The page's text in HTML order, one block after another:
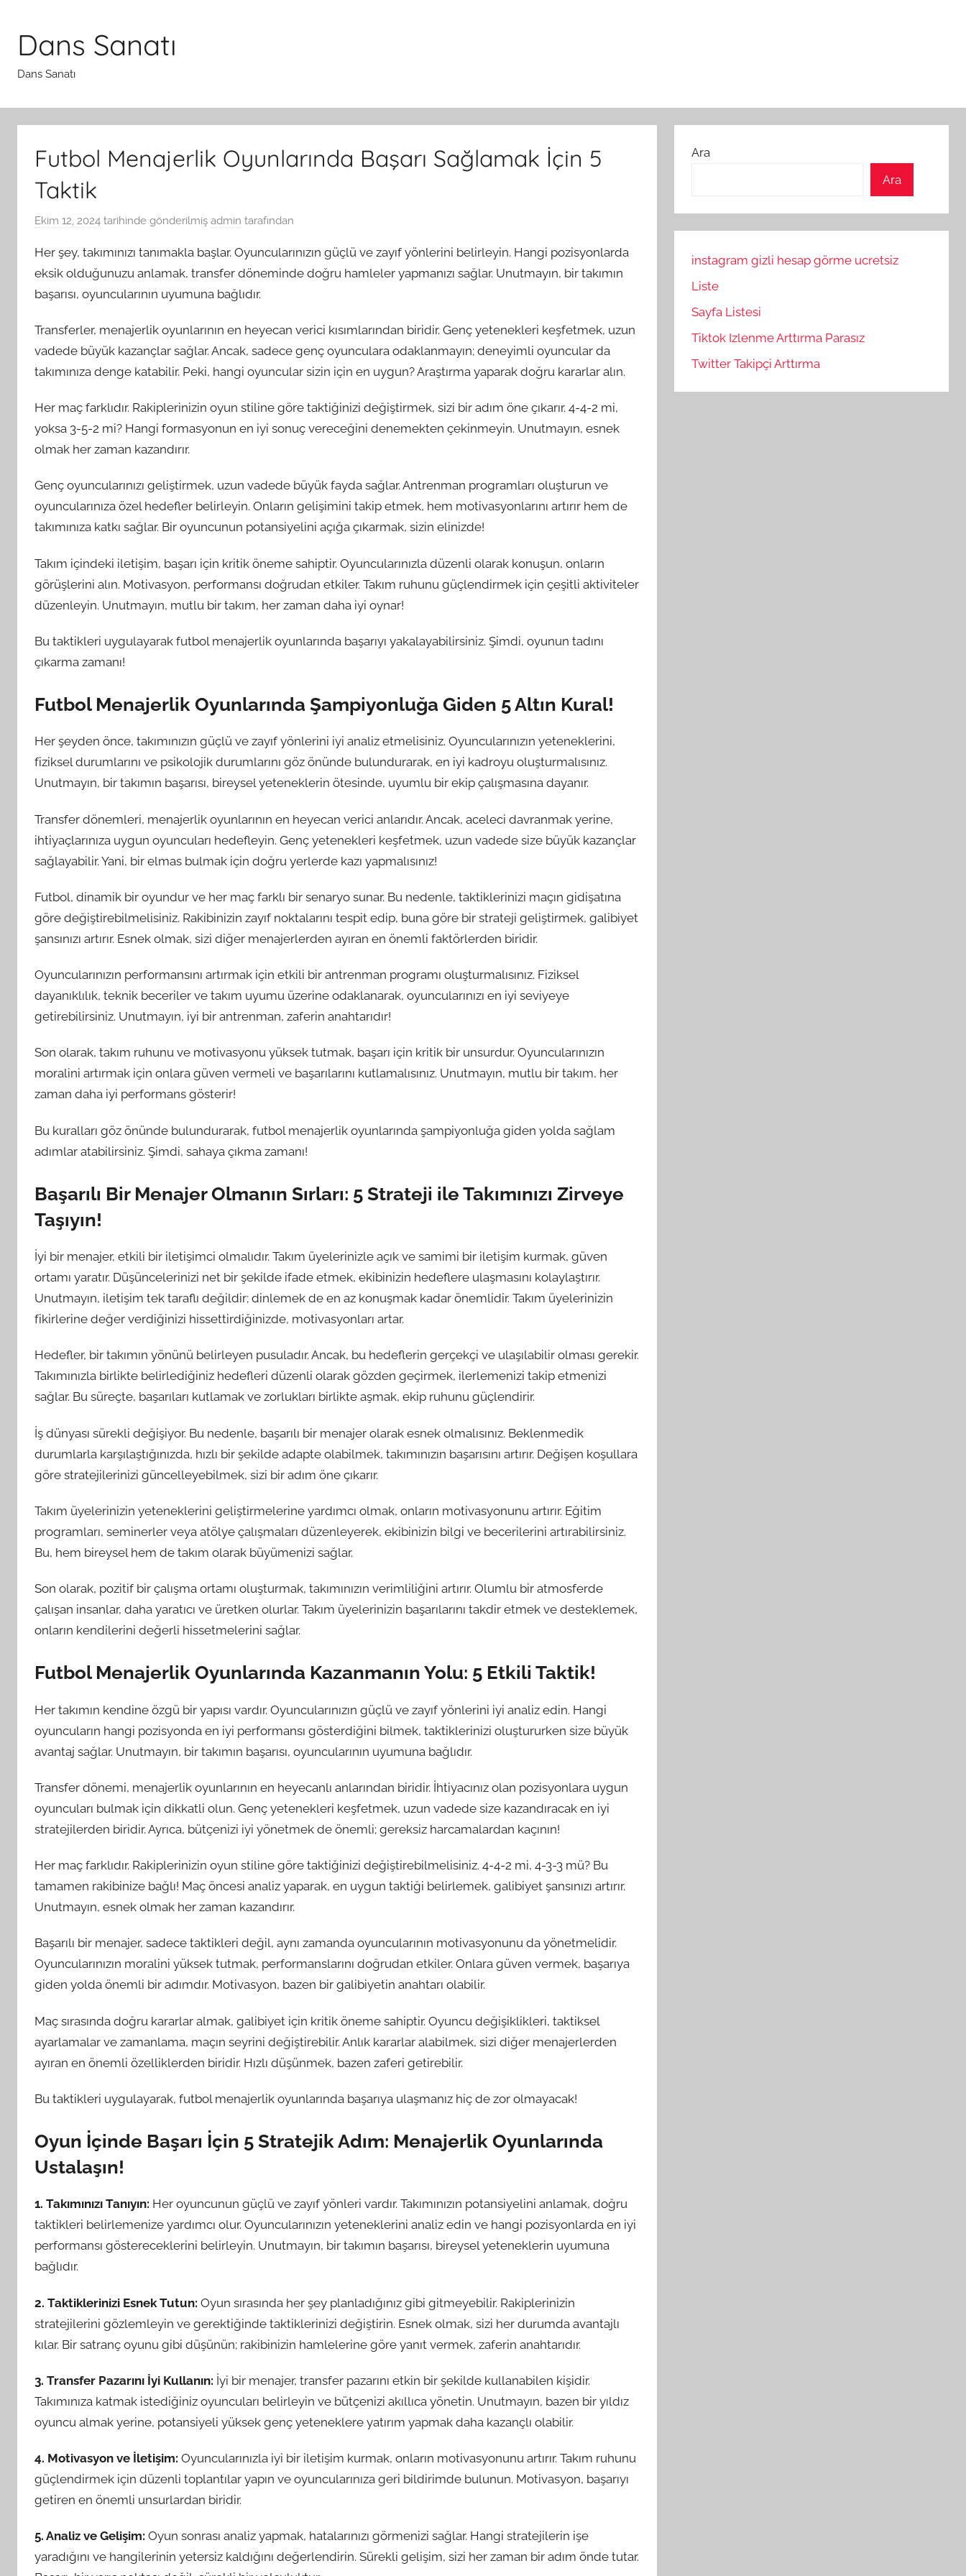
Dans Sanatı
Dans Sanatı
Futbol Menajerlik Oyunlarında Başarı Sağlamak İçin 5
Taktik
Ekim 12, 2024 tarihinde gönderilmiş admin tarafından
Her şey, takımınızı tanımakla başlar. Oyuncularınızın güçlü ve zayıf yönlerini belirleyin. Hangi pozisyonlarda
eksik olduğunuzu anlamak, transfer döneminde doğru hamleler yapmanızı sağlar. Unutmayın, bir takımın
başarısı, oyuncularının uyumuna bağlıdır.
Transferler, menajerlik oyunlarının en heyecan verici kısımlarından biridir. Genç yetenekleri keşfetmek, uzun
vadede büyük kazançlar sağlar. Ancak, sadece genç oyunculara odaklanmayın; deneyimli oyuncular da
takımınıza denge katabilir. Peki, hangi oyuncular sizin için en uygun? Araştırma yaparak doğru kararlar alın.
Her maç farklıdır. Rakiplerinizin oyun stiline göre taktiğinizi değiştirmek, sizi bir adım öne çıkarır. 4-4-2 mi,
yoksa 3-5-2 mi? Hangi formasyonun en iyi sonuç vereceğini denemekten çekinmeyin. Unutmayın, esnek
olmak her zaman kazandırır.
Genç oyuncularınızı geliştirmek, uzun vadede büyük fayda sağlar. Antrenman programları oluşturun ve
oyuncularınıza özel hedefler belirleyin. Onların gelişimini takip etmek, hem motivasyonlarını artırır hem de
takımınıza katkı sağlar. Bir oyuncunun potansiyelini açığa çıkarmak, sizin elinizde!
Takım içindeki iletişim, başarı için kritik öneme sahiptir. Oyuncularınızla düzenli olarak konuşun, onların
görüşlerini alın. Motivasyon, performansı doğrudan etkiler. Takım ruhunu güçlendirmek için çeşitli aktiviteler
düzenleyin. Unutmayın, mutlu bir takım, her zaman daha iyi oynar!
Bu taktikleri uygulayarak futbol menajerlik oyunlarında başarıyı yakalayabilirsiniz. Şimdi, oyunun tadını
çıkarma zamanı!
Futbol Menajerlik Oyunlarında Şampiyonluğa Giden 5 Altın Kural!
Her şeyden önce, takımınızın güçlü ve zayıf yönlerini iyi analiz etmelisiniz. Oyuncularınızın yeteneklerini,
fiziksel durumlarını ve psikolojik durumlarını göz önünde bulundurarak, en iyi kadroyu oluşturmalısınız.
Unutmayın, bir takımın başarısı, bireysel yeteneklerin ötesinde, uyumlu bir ekip çalışmasına dayanır.
Transfer dönemleri, menajerlik oyunlarının en heyecan verici anlarıdır. Ancak, aceleci davranmak yerine,
ihtiyaçlarınıza uygun oyuncuları hedefleyin. Genç yetenekleri keşfetmek, uzun vadede size büyük kazançlar
sağlayabilir. Yani, bir elmas bulmak için doğru yerlerde kazı yapmalısınız!
Futbol, dinamik bir oyundur ve her maç farklı bir senaryo sunar. Bu nedenle, taktiklerinizi maçın gidişatına
göre değiştirebilmelisiniz. Rakibinizin zayıf noktalarını tespit edip, buna göre bir strateji geliştirmek, galibiyet
şansınızı artırır. Esnek olmak, sizi diğer menajerlerden ayıran en önemli faktörlerden biridir.
Oyuncularınızın performansını artırmak için etkili bir antrenman programı oluşturmalısınız. Fiziksel
dayanıklılık, teknik beceriler ve takım uyumu üzerine odaklanarak, oyuncularınızı en iyi seviyeye
getirebilirsiniz. Unutmayın, iyi bir antrenman, zaferin anahtarıdır!
Son olarak, takım ruhunu ve motivasyonu yüksek tutmak, başarı için kritik bir unsurdur. Oyuncularınızın
moralini artırmak için onlara güven vermeli ve başarılarını kutlamalısınız. Unutmayın, mutlu bir takım, her
zaman daha iyi performans gösterir!
Bu kuralları göz önünde bulundurarak, futbol menajerlik oyunlarında şampiyonluğa giden yolda sağlam
adımlar atabilirsiniz. Şimdi, sahaya çıkma zamanı!
Başarılı Bir Menajer Olmanın Sırları: 5 Strateji ile Takımınızı Zirveye
Taşıyın!
İyi bir menajer, etkili bir iletişimci olmalıdır. Takım üyelerinizle açık ve samimi bir iletişim kurmak, güven
ortamı yaratır. Düşüncelerinizi net bir şekilde ifade etmek, ekibinizin hedeflere ulaşmasını kolaylaştırır.
Unutmayın, iletişim tek taraflı değildir; dinlemek de en az konuşmak kadar önemlidir. Takım üyelerinizin
fikirlerine değer verdiğinizi hissettirdiğinizde, motivasyonları artar.
Hedefler, bir takımın yönünü belirleyen pusuladır. Ancak, bu hedeflerin gerçekçi ve ulaşılabilir olması gerekir.
Takımınızla birlikte belirlediğiniz hedefleri düzenli olarak gözden geçirmek, ilerlemenizi takip etmenizi
sağlar. Bu süreçte, başarıları kutlamak ve zorlukları birlikte aşmak, ekip ruhunu güçlendirir.
İş dünyası sürekli değişiyor. Bu nedenle, başarılı bir menajer olarak esnek olmalısınız. Beklenmedik
durumlarla karşılaştığınızda, hızlı bir şekilde adapte olabilmek, takımınızın başarısını artırır. Değişen koşullara
göre stratejilerinizi güncelleyebilmek, sizi bir adım öne çıkarır.
Takım üyelerinizin yeteneklerini geliştirmelerine yardımcı olmak, onların motivasyonunu artırır. Eğitim
programları, seminerler veya atölye çalışmaları düzenleyerek, ekibinizin bilgi ve becerilerini artırabilirsiniz.
Bu, hem bireysel hem de takım olarak büyümenizi sağlar.
Son olarak, pozitif bir çalışma ortamı oluşturmak, takımınızın verimliliğini artırır. Olumlu bir atmosferde
çalışan insanlar, daha yaratıcı ve üretken olurlar. Takım üyelerinizin başarılarını takdir etmek ve desteklemek,
onların kendilerini değerli hissetmelerini sağlar.
Futbol Menajerlik Oyunlarında Kazanmanın Yolu: 5 Etkili Taktik!
Her takımın kendine özgü bir yapısı vardır. Oyuncularınızın güçlü ve zayıf yönlerini iyi analiz edin. Hangi
oyuncuların hangi pozisyonda en iyi performansı gösterdiğini bilmek, taktiklerinizi oluştururken size büyük
avantaj sağlar. Unutmayın, bir takımın başarısı, oyuncularının uyumuna bağlıdır.
Transfer dönemi, menajerlik oyunlarının en heyecanlı anlarından biridir. İhtiyacınız olan pozisyonlara uygun
oyuncuları bulmak için dikkatli olun. Genç yetenekleri keşfetmek, uzun vadede size kazandıracak en iyi
stratejilerden biridir. Ayrıca, bütçenizi iyi yönetmek de önemli; gereksiz harcamalardan kaçının!
Her maç farklıdır. Rakiplerinizin oyun stiline göre taktiğinizi değiştirebilmelisiniz. 4-4-2 mi, 4-3-3 mü? Bu
tamamen rakibinize bağlı! Maç öncesi analiz yaparak, en uygun taktiği belirlemek, galibiyet şansınızı artırır.
Unutmayın, esnek olmak her zaman kazandırır.
Başarılı bir menajer, sadece taktikleri değil, aynı zamanda oyuncularının motivasyonunu da yönetmelidir.
Oyuncularınızın moralini yüksek tutmak, performanslarını doğrudan etkiler. Onlara güven vermek, başarıya
giden yolda önemli bir adımdır. Motivasyon, bazen bir galibiyetin anahtarı olabilir.
Maç sırasında doğru kararlar almak, galibiyet için kritik öneme sahiptir. Oyuncu değişiklikleri, taktiksel
ayarlamalar ve zamanlama, maçın seyrini değiştirebilir. Anlık kararlar alabilmek, sizi diğer menajerlerden
ayıran en önemli özelliklerden biridir. Hızlı düşünmek, bazen zaferi getirebilir.
Bu taktikleri uygulayarak, futbol menajerlik oyunlarında başarıya ulaşmanız hiç de zor olmayacak!
Oyun İçinde Başarı İçin 5 Stratejik Adım: Menajerlik Oyunlarında
Ustalaşın!
1. Takımınızı Tanıyın: Her oyuncunun güçlü ve zayıf yönleri vardır. Takımınızın potansiyelini anlamak, doğru
taktikleri belirlemenize yardımcı olur. Oyuncularınızın yeteneklerini analiz edin ve hangi pozisyonlarda en iyi
performansı göstereceklerini belirleyin. Unutmayın, bir takımın başarısı, bireysel yeteneklerin uyumuna
bağlıdır.
2. Taktiklerinizi Esnek Tutun: Oyun sırasında her şey planladığınız gibi gitmeyebilir. Rakiplerinizin
stratejilerini gözlemleyin ve gerektiğinde taktiklerinizi değiştirin. Esnek olmak, sizi her durumda avantajlı
kılar. Bir satranç oyunu gibi düşünün; rakibinizin hamlelerine göre yanıt vermek, zaferin anahtarıdır.
3. Transfer Pazarını İyi Kullanın: İyi bir menajer, transfer pazarını etkin bir şekilde kullanabilen kişidir.
Takımınıza katmak istediğiniz oyuncuları belirleyin ve bütçenizi akıllıca yönetin. Unutmayın, bazen bir yıldız
oyuncu almak yerine, potansiyeli yüksek genç yeteneklere yatırım yapmak daha kazançlı olabilir.
4. Motivasyon ve İletişim: Oyuncularınızla iyi bir iletişim kurmak, onların motivasyonunu artırır. Takım ruhunu
güçlendirmek için düzenli toplantılar yapın ve oyuncularınıza geri bildirimde bulunun. Motivasyon, başarıyı
getiren en önemli unsurlardan biridir.
5. Analiz ve Gelişim: Oyun sonrası analiz yapmak, hatalarınızı görmenizi sağlar. Hangi stratejilerin işe
yaradığını ve hangilerinin yetersiz kaldığını değerlendirin. Sürekli gelişim, sizi her zaman bir adım önde tutar.
Ara
Ara
instagram gizli hesap görme ucretsiz
Liste
Sayfa Listesi
Tiktok Izlenme Arttırma Parasız
Twitter Takipçi Arttırma